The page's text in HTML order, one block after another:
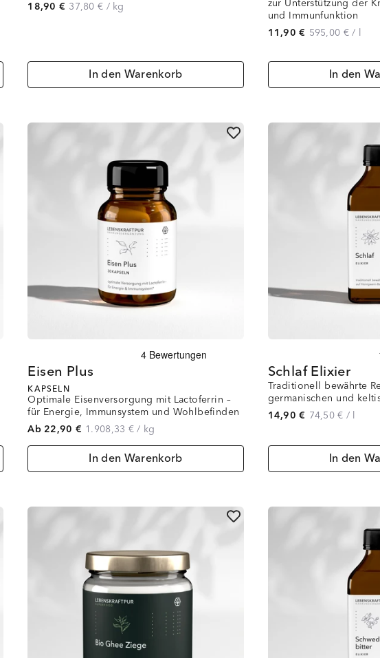
18,90 € 37,80 € / kg
In den Warenkorb
zur Unterstützung der
und Immunfunktion
11,90 € 595,00 €/ l
In den
Eisen Plus
KAPSELN
Optimale Eisenversorgung mit Lactoferrin –
für Energie, Immunsystem und Wohlbefinden
Ab 22,90 € 1.908,33 €/ kg
In den Warenkorb
Schlaf Elixier
Traditionell bewährte
germanischen und
14,90 € 74,50 € / l
In den